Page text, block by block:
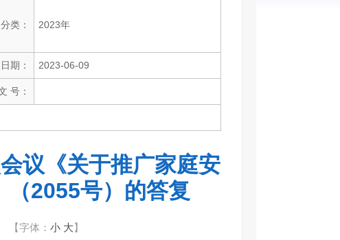
类： 2023年
期： 2023-06-09
号：
议《关于推广家庭安
2055号）的答复
【字体： 小 大】